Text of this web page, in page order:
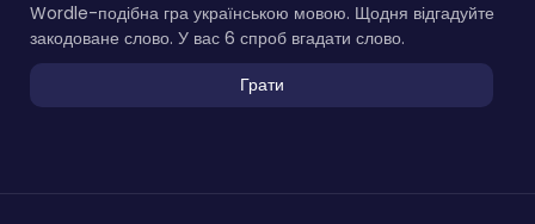
Wordle-подібна гра українською мовою. Щодня відгадуйте
закодоване слово. У вас 6 спроб вгадати слово.
Грати